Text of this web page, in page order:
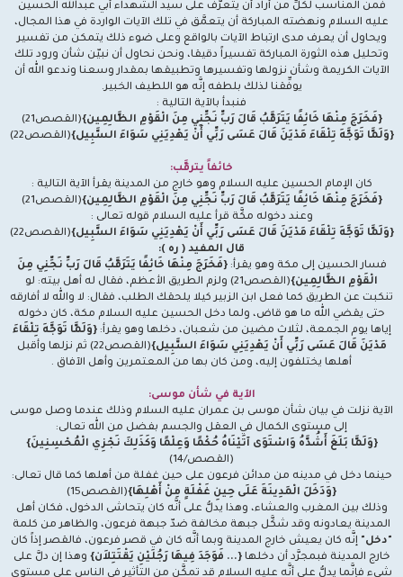
فمن المناسب لكلِّ من أراد أن يتعرَّف على سيد الشهداء أبي عبدالله الحسين
عليه السلام ونهضته المباركة أن يتعمَّق في تلك الآيات الواردة في هذا المجال،
ويحاول أن يعرف مدى ارتباط الآيات بالواقع وعلى ضوء ذلك يتمكن من تفسير
وتحليل هذه الثورة المباركة تفسيراً دقيقا، ونحن نحاول أن نبيّن شأن ورود تلك
الآيات الكريمة وشأن نزولها وتفسيرها وتطبيقها بمقدار وسعنا وندعو الله أن
يوفِّقنا لذلك بلطفه إنَّه هو اللطيف الخبير.
فنبدأ بالآية التالية :
{فَخَرَجَ مِنْهَا خَائِفًا يَتَرَقَّبُ قَالَ رَبِّ نَجِّنِي مِنَ الْقَوْمِ الظَّالِمِين}(القصص21)
{وَلَمَّا تَوَجَّهَ تِلْقَاءَ مَدْيَنَ قَالَ عَسَى رَبِّي أَنْ يَهْدِيَنِي سَوَاءَ السَّبِيل}(القصص22)
خائفاً يترقَّب:
كان الإمام الحسين عليه السلام وهو خارج من المدينة يقرأ الآية التالية :
{فَخَرَجَ مِنْهَا خَائِفًا يَتَرَقَّبُ قَالَ رَبِّ نَجِّنِي مِنَ الْقَوْمِ الظَّالِمِين}(القصص21)
وعند دخوله مكَّة قرأ عليه السلام قوله تعالى :
{وَلَمَّا تَوَجَّهَ تِلْقَاءَ مَدْيَنَ قَالَ عَسَى رَبِّي أَنْ يَهْدِيَنِي سَوَاءَ السَّبِيل}(القصص22)
قال المفيد ( ره ):
فسار الحسين إلى مكة وهو يقرأ:{فَخَرَجَ مِنْهَا خَائِفًا يَتَرَقَّبُ قَالَ رَبِّ نَجِّنِي مِنَ
الْقَوْمِ الظَّالِمِين}
(القصص21) ولزم الطريق الأعظم، فقال له أهل بيته: لو
تنكبت عن الطريق كما فعل ابن الزبير كيلا يلحقك الطلب، فقال: لا والله لا أفارقه
حتى يقضي الله ما هو قاض، ولما دخل الحسين عليه السلام مكة، كان دخوله
إياها يوم الجمعة، لثلاث مضين من شعبان، دخلها وهو يقرأ:{وَلَمَّا تَوَجَّهَ تِلْقَاءَ
مَدْيَنَ قَالَ عَسَى رَبِّي أَنْ يَهْدِيَنِي سَوَاءَ السَّبِيل}
(القصص22) ثم نزلها وأقبل
أهلها يختلفون إليه، ومن كان بها من المعتمرين وأهل الآفاق .
الآية في شأن موسى:
الآية نزلت في بيان شأن موسى بن عمران عليه السلام وذلك عندما وصل موسى
إلى مستوى الكمال في العقل والجسم بفضل من الله تعالى:
{وَلَمَّا بَلَغَ أَشُدَّهُ وَاسْتَوَى آتَيْنَاهُ حُكْمًا وَعِلْمًا وَكَذَلِكَ نَجْزِي الْمُحْسِنِينَ}
(القصص/14)
حينما دخل في مدينه من مدائن فرعون على حين غفلة من أهلها كما قال تعالى:
{وَدَخَلَ الْمَدِينَةَ عَلَى حِينِ غَفْلَةٍ مِنْ أَهْلِهَا}(القصص15)
وذلك بين المغرب والعشاء، وهذا يدلُّ على أنَّه كان يتحاشى الدخول، فكان أهل
المدينة يعادونه وقد شكَّل جبهة مخالفة ضدّ جبهة فرعون، والظاهر من كلمة
"دخل" إنَّه كان يعيش خارج المدينة وبما أنَّه كان في قصر فرعون، فالقصر إذاً كان
خارج المدينة فبمجرَّد أن دخلها{... فَوَجَدَ فِيهَا رَجُلَيْنِ يَقْتَتِلاَن} وهذا إن دلَّ على
شيءٍ فإنَّما يدلُّ على أنَّه عليه السلام قد تمكَّن من التأثير في الناس على مستوى